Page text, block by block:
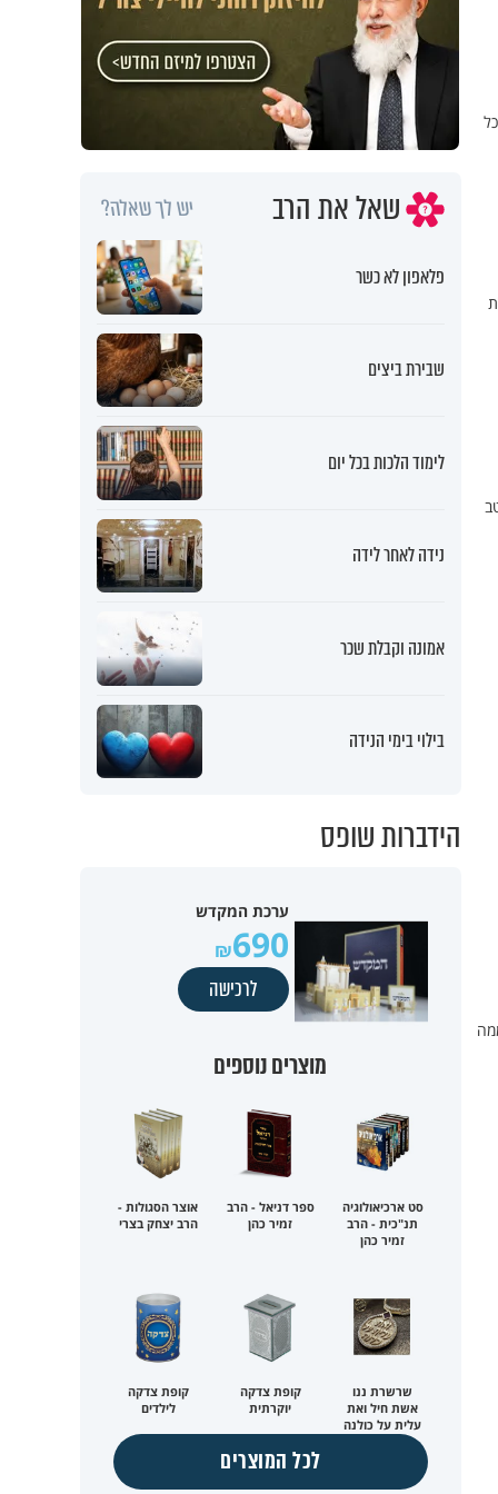
שאל את הרב יש לך שאלה?
פלאפון לא כשר
שבירת ביצים
לימוד הלכות בכל יום
נידה לאחר לידה
אמונה וקבלת שכר
בילוי בימי הנידה
הידברות שופס
ערכת המקדש
690
לרכישה
מוצרים נוספים
סט ארכיאולוגיה
תנ"כית - הרב
זמיר כהן
ספר דניאל - הרב
זמיר כהן
אוצר הסגולות -
הרב יצחק בצרי
שרשרת ננו
אשת חיל ואת
עלית על כולנה
קופת צדקה
יוקרתית
קופת צדקה
לילדים
לכל המוצרים